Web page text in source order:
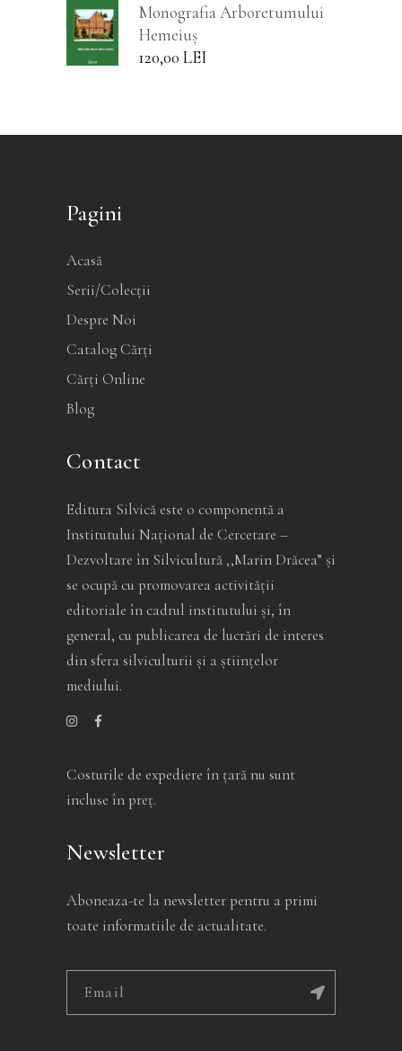
Monografia Arboretumului
Hemeiuș
120,00 LEI
Pagini
Acasă
Serii/Colecții
Despre Noi
Catalog Cărți
Cărți Online
Blog
Contact
Editura Silvică este o componentă a
Institutului Național de Cercetare –
Dezvoltare în Silvicultură ,,Marin Drăcea” și
se ocupă cu promovarea activității
editoriale în cadrul institutului și, în
general, cu publicarea de lucrări de interes
din sfera silviculturii și a științelor
mediului.
Costurile de expediere în ţară nu sunt
incluse în preţ.
Newsletter
Aboneaza-te la newsletter pentru a primi
toate informatiile de actualitate.